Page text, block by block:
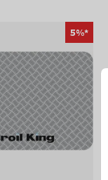
5%*